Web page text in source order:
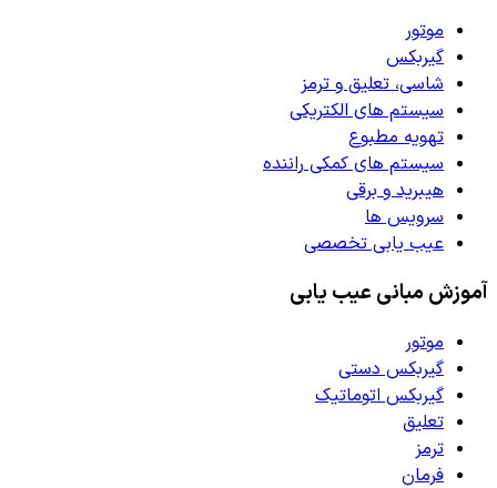
موتور
گیربکس
شاسی، تعلیق و ترمز
سیستم های الکتریکی
تهویه مطبوع
سیستم های کمکی راننده
هیبرید و برقی
سرویس ها
عیب یابی تخصصی
آموزش مبانی عیب یابی
موتور
گیربکس دستی
گیربکس اتوماتیک
تعلیق
ترمز
فرمان